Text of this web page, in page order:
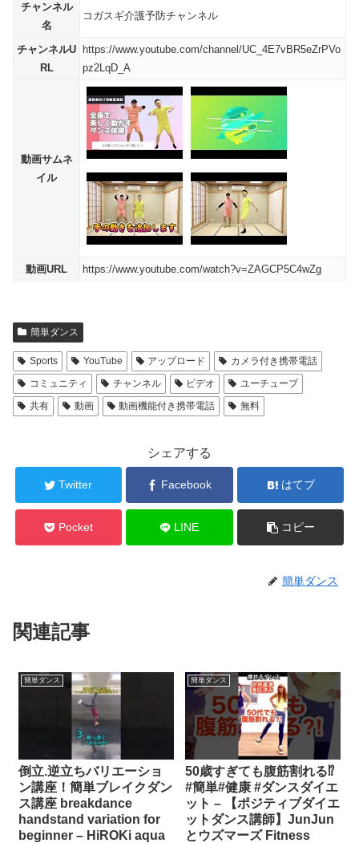
チャンネル
名
コガスギ介護予防チャンネル
チャンネルU
RL
https://www.youtube.com/channel/UC_4E7vBR5eZrPVo
pz2LqD_A
動画サムネ
イル
動画URL https://www.youtube.com/watch?v=ZAGCP5C4wZg
簡単ダンス
Sports YouTube アップロード
カメラ付き携帯電話
コミュニティ
チャンネル ビデオ
ユーチューブ
共有
動画 動画機能付き携帯電話 無料
シェアする
Twitter Facebook はてブ
Pocket LINE コピー
簡単ダンス
関連記事
簡単ダンス
倒立.逆立ちバリエーショ
ン講座！簡単ブレイクダン
ス講座 breakdance
handstand variation for
beginner – HiROKi aqua
簡単ダンス
50歳すぎても腹筋割れる⁉︎
#簡単#健康 #ダンスダイエ
ット – 【ポジティブダイエ
ットダンス講師】JunJun
とウズマーズ Fitness